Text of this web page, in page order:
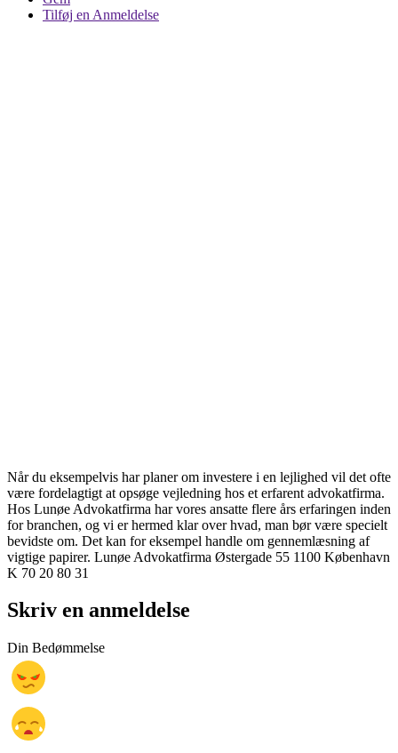
Tilføj en Anmeldelse
Når du eksempelvis har planer om investere i en lejlighed vil det ofte
være fordelagtigt at opsøge vejledning hos et erfarent advokatfirma.
Hos Lunøe Advokatfirma har vores ansatte flere års erfaringen inden
for branchen, og vi er hermed klar over hvad, man bør være specielt
bevidste om. Det kan for eksempel handle om gennemlæsning af
vigtige papirer. Lunøe Advokatfirma Østergade 55 1100 København
K 70 20 80 31
Skriv en anmeldelse
Din Bedømmelse